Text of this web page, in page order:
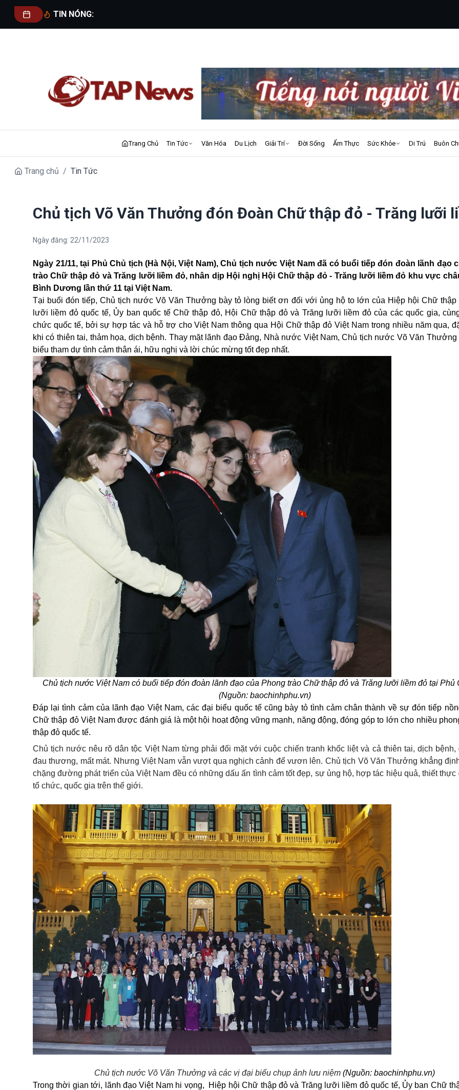
TIN NÓNG:
Trang Chủ Tin Tức Văn Hóa Du Lịch Giải Trí Đời Sống Ẩm Thực Sức Khỏe Di Trú Buôn
Trang chủ / Tin Tức
Chủ tịch Võ Văn Thưởng đón Đoàn Chữ thập đỏ - Trăng lưỡi
Ngày đăng: 22/11/2023
Ngày 21/11, tại Phủ Chủ tịch (Hà Nội, Việt Nam), Chủ tịch nước Việt Nam đã có buổi tiếp đón đoàn lãnh đạo
trào Chữ thập đỏ và Trăng lưỡi liềm đỏ, nhân dịp Hội nghị Hội Chữ thập đỏ - Trăng lưỡi liềm đỏ khu vực
Bình Dương lần thứ 11 tại Việt Nam.
Tại buổi đón tiếp,Chủ tịch nước Võ Văn Thưởng bày tỏ lòng biết ơn đối với ủng hộ to lớn của Hiệp hội Chữ thập
lưỡi liềm đỏ quốc tế, Ủy ban quốc tế Chữ thập đỏ, Hội Chữ thập đỏ và Trăng lưỡi liềm đỏ của các quốc gia,
chức quốc tế, bởi sự hợp tác và hỗ trợ cho Việt Nam thông qua Hội Chữ thập đỏ Việt Nam trong nhiều năm qua,
khi có thiên tai, thảm họa, dịch bệnh. Thay mặt lãnh đạo Đảng, Nhà nước Việt Nam, Chủ tịch nước Võ Văn
biểu tham dự tình cảm thân ái, hữu nghị và lời chúc mừng tốt đẹp nhất.
Chủ tịch nước Việt Nam có buổi tiếp đón đoàn lãnh đạo của Phong trào Chữ thập đỏ và Trăng lưỡi liềm đỏ tại Phủ
(Nguồn: baochinhphu.vn)
Đáp lại tình cảm của lãnh đạo Việt Nam, các đại biểu quốc tế cũng bày tỏ tình cảm chân thành về sự đón tiếp
Chữ thập đỏ Việt Nam được đánh giá là một hội hoạt động vững mạnh, năng động, đóng góp to lớn cho nhiều
thập đỏ quốc tế.
Chủ tịch nước nêu rõ dân tộc Việt Nam từng phải đối mặt với cuộc chiến tranh khốc liệt và cả thiên tai, dịch bệnh,
đau thương, mất mát. Nhưng Việt Nam vẫn vượt qua nghịch cảnh để vươn lên. Chủ tịch Võ Văn Thưởng khẳng
chặng đường phát triển của Việt Nam đều có những dấu ấn tình cảm tốt đẹp, sự ủng hộ, hợp tác hiệu quả, thiết thực
tổ chức, quốc gia trên thế giới.
Chủ tịch nước Võ Văn Thưởng và các vị đại biểu chụp ảnh lưu niệm (Nguồn: baochinhphu.vn)
Trong thời gian tới, lãnh đạo Việt Nam hi vọng,
Hiệp hội Chữ thập đỏ và Trăng lưỡi liềm đỏ quốc tế, Ủy ban Chữ